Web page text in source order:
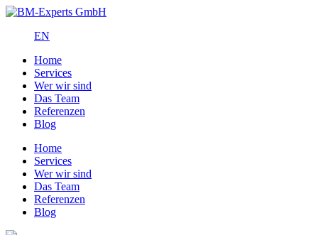
EN
Home
Services
Wer wir sind
Das Team
Referenzen
Blog
Home
Services
Wer wir sind
Das Team
Referenzen
Blog